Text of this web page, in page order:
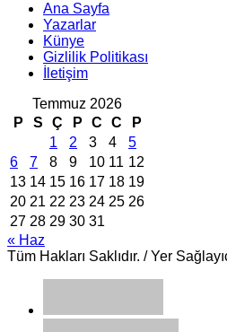
Ana Sayfa
Yazarlar
Künye
Gizlilik Politikası
İletişim
Temmuz 2026
P
S Ç P C C
P
1
2 3 4
5
6
7 8 9 10 11 12
13 14 15 16 17 18 19
20 21 22 23 24 25 26
27 28 29 30 31
« Haz
Tüm Hakları Saklıdır. / Yer